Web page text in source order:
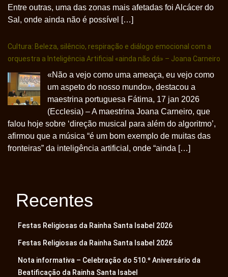
Entre outras, uma das zonas mais afetadas foi Alcácer do
Sal, onde ainda não é possível […]
Cultura: Beleza, silêncio, respiração e diálogo emocional com a
orquestra a Inteligência Artificial «ainda não dá» – Joana Carneiro
«Não a vejo como uma ameaça, eu vejo como
um aspeto do nosso mundo», destacou a
maestrina portuguesa Fátima, 17 jan 2026
(Ecclesia) – A maestrina Joana Carneiro, que
falou hoje sobre ‘direção musical para além do algoritmo’,
afirmou que a música “é um bom exemplo de muitas das
fronteiras” da inteligência artificial, onde “ainda […]
Recentes
Festas Religiosas da Rainha Santa Isabel 2026
Festas Religiosas da Rainha Santa Isabel 2026
Nota informativa – Celebração do 510.º Aniversário da
Beatificação da Rainha Santa Isabel